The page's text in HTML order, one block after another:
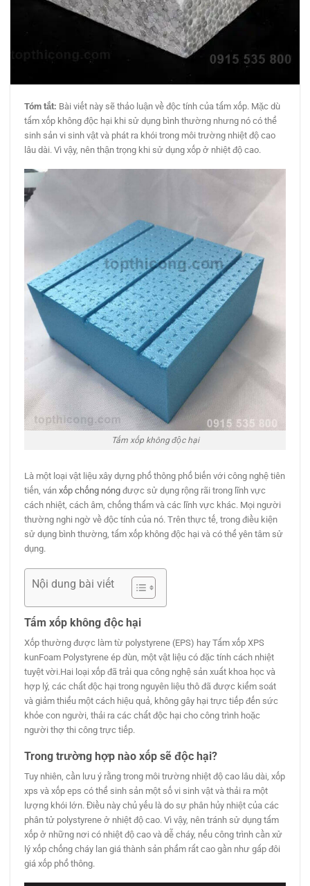
Tóm tắt: Bài viết này sẽ thảo luận về độc tính của tấm xốp. Mặc dù
tấm xốp không độc hại khi sử dụng bình thường nhưng nó có thể
sinh sản vi sinh vật và phát ra khói trong môi trường nhiệt độ cao
lâu dài. Vì vậy, nên thận trọng khi sử dụng xốp ở nhiệt độ cao.
Tấm xốp không độc hại
Là một loại vật liệu xây dựng phổ thông phổ biến với công nghệ tiên
tiến, vánxốp chống nóng được sử dụng rộng rãi trong lĩnh vực
cách nhiệt, cách âm, chống thấm và các lĩnh vực khác. Mọi người
thường nghi ngờ về độc tính của nó. Trên thực tế, trong điều kiện
sử dụng bình thường, tấm xốp không độc hại và có thể yên tâm sử
dụng.
Nội dung bài viết
Tấm xốp không độc hại
Xốp thường được làm từ polystyrene (EPS) hay Tấm xốp XPS
kunFoam Polystyrene ép đùn, một vật liệu có đặc tính cách nhiệt
tuyệt vời.Hai loại xốp đã trải qua công nghệ sản xuất khoa học và
hợp lý, các chất độc hại trong nguyên liệu thô đã được kiểm soát
và giảm thiểu một cách hiệu quả, không gây hại trực tiếp đến sức
khỏe con người, thải ra các chất độc hại cho công trình hoặc
người thợ thi công trực tiếp.
Trong trường hợp nào xốp sẽ độc hại?
Tuy nhiên, cần lưu ý rằng trong môi trường nhiệt độ cao lâu dài, xốp
xps và xốp eps có thể sinh sản một số vi sinh vật và thải ra một
lượng khói lớn. Điều này chủ yếu là do sự phân hủy nhiệt của các
phân tử polystyrene ở nhiệt độ cao. Vì vậy, nên tránh sử dụng tấm
xốp ở những nơi có nhiệt độ cao và dễ cháy, nếu công trình cần xử
lý xốp chống cháy lan giá thành sản phẩm rất cao gần như gấp đôi
giá xốp phổ thông.